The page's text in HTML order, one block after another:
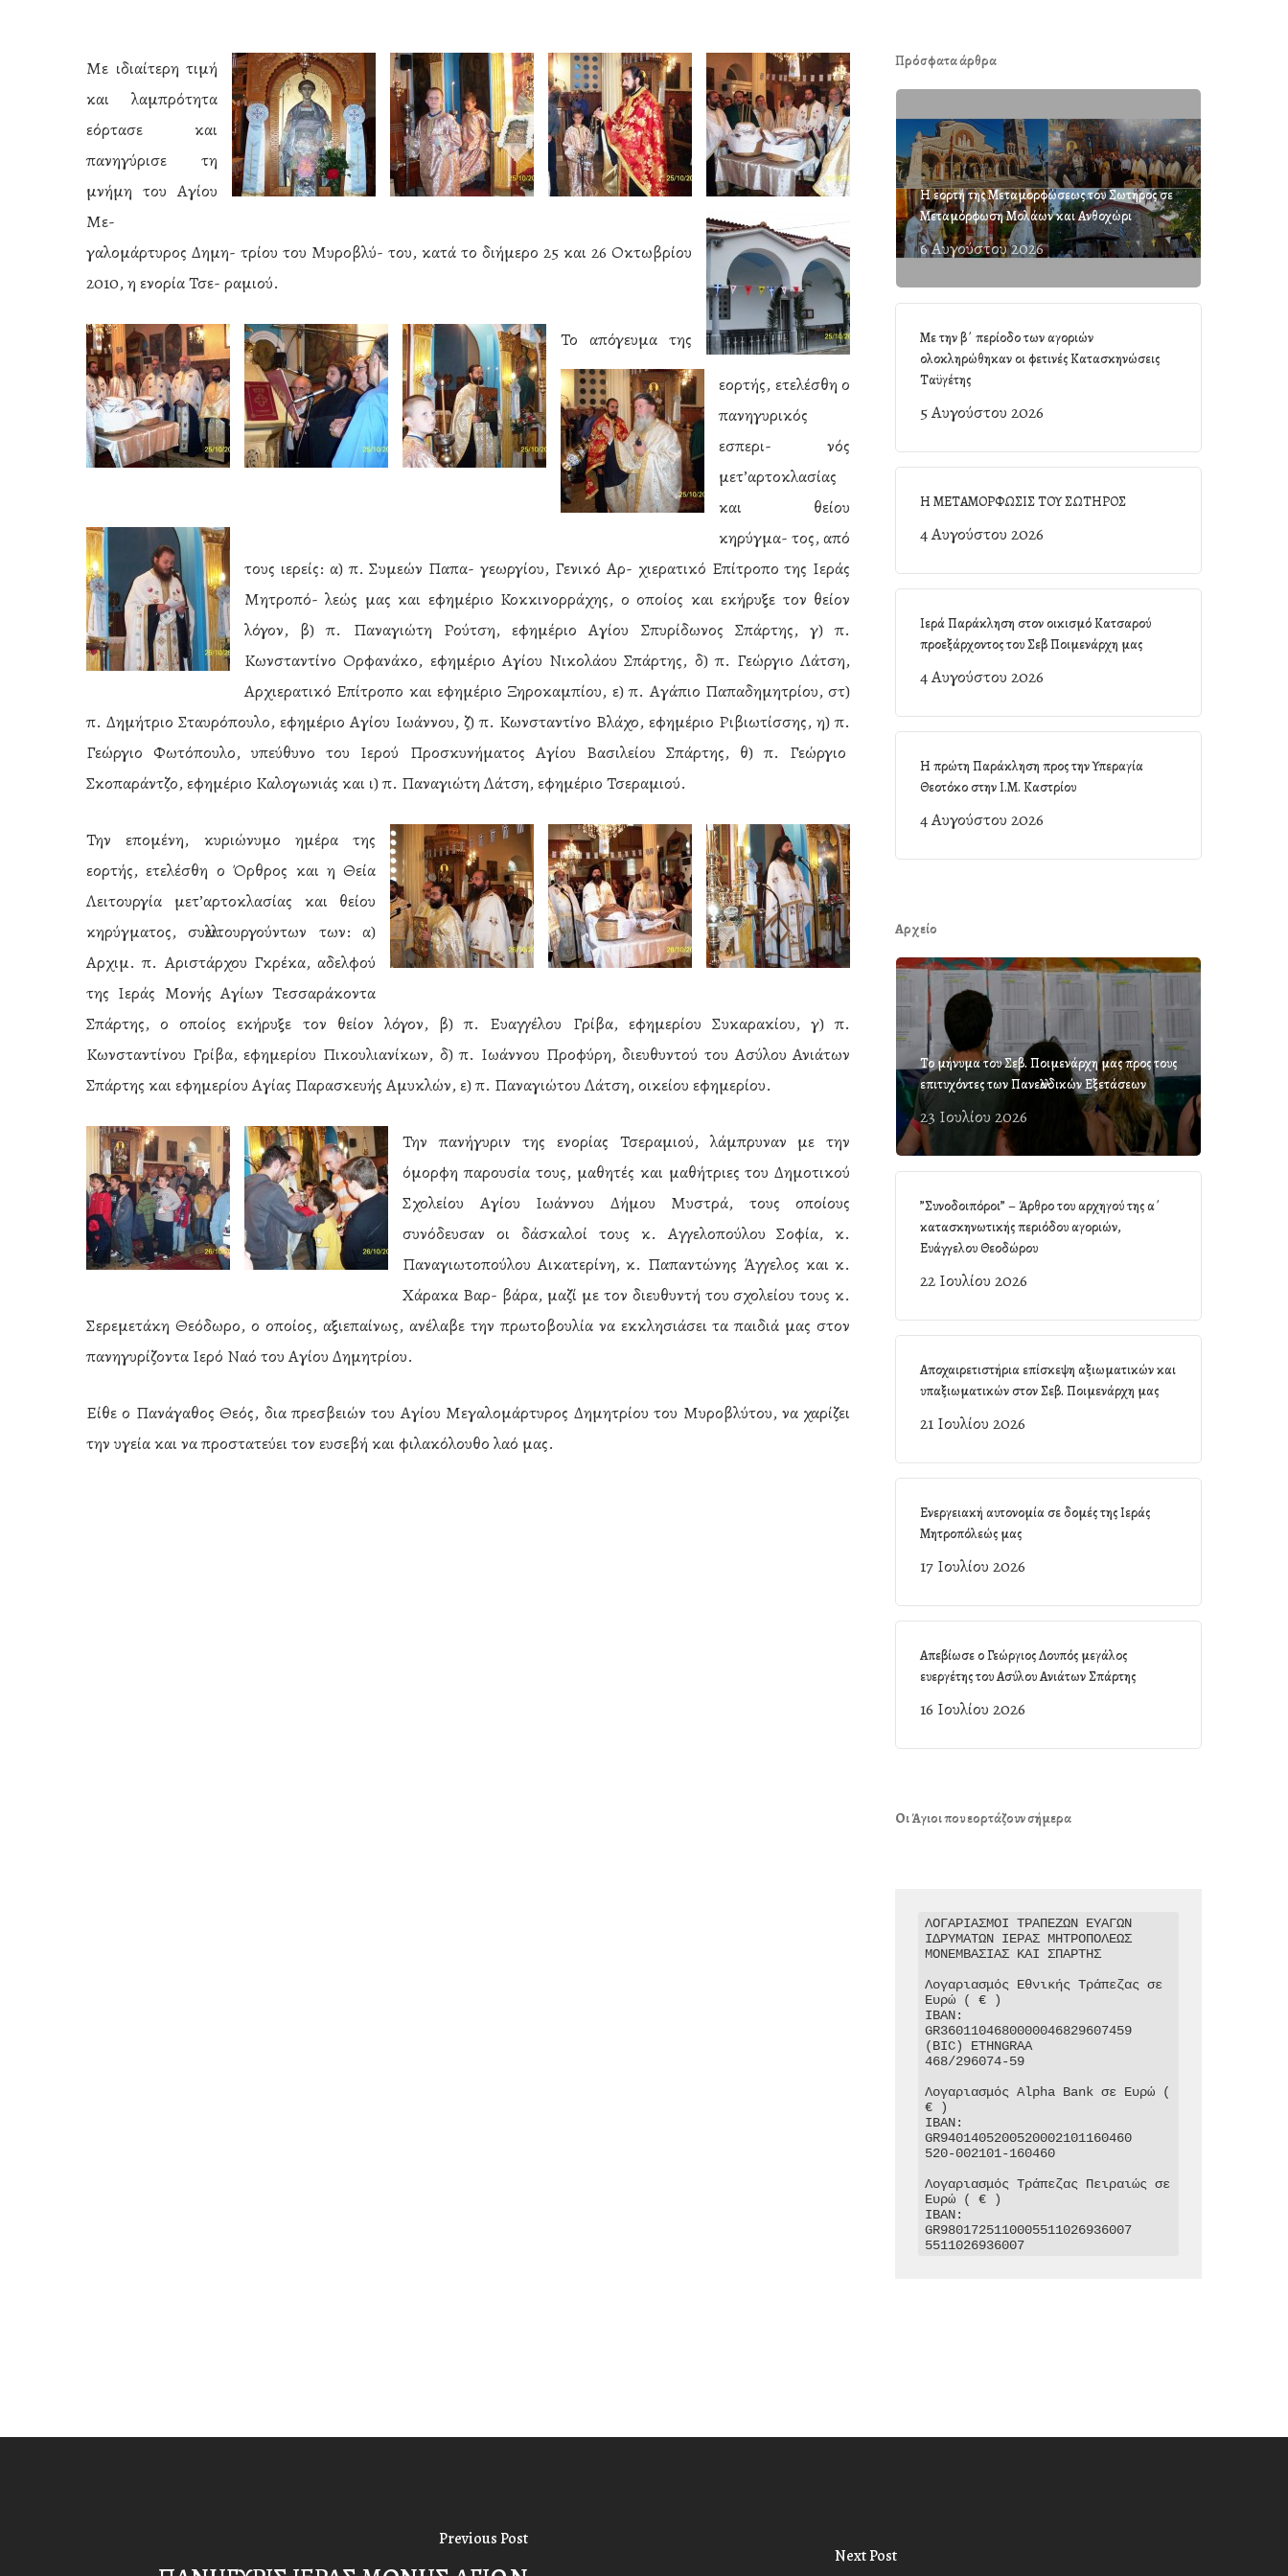
Hit enter to search or ESC to close
Με ιδιαίτερη τιμή
και λαμπρότητα
εόρτασεκαι
πανηγύρισε τη
μνήμη του Αγίου
Με-
γαλομάρτυρος Δημη- τρίου του Μυροβλύ- του, κατά το διήμερο 25 και 26 Οκτωβρίου
2010, η ενορία Τσε- ραμιού.
Το απόγευμα της
εορτής, ετελέσθη ο
πανηγυρικός
εσπερι- νός
μετ’αρτοκλασίας
και θείου
κηρύγμα- τος, από
τους ιερείς: α) π. Συμεών Παπα- γεωργίου, Γενικό Αρ- χιερατικό Επίτροπο της Ιεράς
Μητροπό- λεώς μας και εφημέριο Κοκκινορράχης, ο οποίος και εκήρυξε τον θείον
λόγον, β) π. Παναγιώτη Ρούτση, εφημέριο Αγίου Σπυρίδωνος Σπάρτης, γ) π.
Κωνσταντίνο Ορφανάκο, εφημέριο Αγίου Νικολάου Σπάρτης, δ) π. Γεώργιο Λάτση,
Αρχιερατικό Επίτροπο και εφημέριο Ξηροκαμπίου, ε) π. Αγάπιο Παπαδημητρίου, στ)
π. Δημήτριο Σταυρόπουλο, εφημέριο Αγίου Ιωάννου, ζ) π. Κωνσταντίνο Βλάχο, εφημέριο Ριβιωτίσσης, η) π.
Γεώργιο Φωτόπουλο, υπεύθυνο του Ιερού Προσκυνήματος Αγίου Βασιλείου Σπάρτης, θ) π. Γεώργιο
Σκοπαράντζο, εφημέριο Καλογωνιάς και ι) π. Παναγιώτη Λάτση, εφημέριο Τσεραμιού.
Την επομένη, κυριώνυμο ημέρα της
εορτής, ετελέσθη ο Όρθρος και η Θεία
Λειτουργία μετ’αρτοκλασίας και θείου
κηρύγματος, συλλειτουργούντων των: α)
Αρχιμ. π. Αριστάρχου Γκρέκα, αδελφού
της Ιεράς Μονής Αγίων Τεσσαράκοντα
Σπάρτης, ο οποίος εκήρυξε τον θείον λόγον, β) π. Ευαγγέλου Γρίβα, εφημερίου Συκαρακίου, γ) π.
Κωνσταντίνου Γρίβα, εφημερίου Πικουλιανίκων, δ) π. Ιωάννου Προφύρη, διευθυντού του Ασύλου Ανιάτων
Σπάρτης και εφημερίου Αγίας Παρασκευής Αμυκλών, ε) π. Παναγιώτου Λάτση, οικείου εφημερίου.
Την πανήγυριν της ενορίας Τσεραμιού, λάμπρυναν με την
όμορφη παρουσία τους, μαθητές και μαθήτριες του Δημοτικού
Σχολείου Αγίου Ιωάννου Δήμου Μυστρά, τους οποίους
συνόδευσαν οι δάσκαλοί τους κ. Αγγελοπούλου Σοφία, κ.
Παναγιωτοπούλου Αικατερίνη, κ. Παπαντώνης Άγγελος και κ.
Χάρακα Βαρ- βάρα, μαζί με τον διευθυντή του σχολείου τους κ.
Σερεμετάκη Θεόδωρο, ο οποίος, αξιεπαίνως, ανέλαβε την πρωτοβουλία να εκκλησιάσει τα παιδιά μας στον
πανηγυρίζοντα Ιερό Ναό του Αγίου Δημητρίου.
Είθε ο Πανάγαθος Θεός, δια πρεσβειών του Αγίου Μεγαλομάρτυρος Δημητρίου του Μυροβλύτου, να χαρίζει
την υγεία και να προστατεύει τον ευσεβή και φιλακόλουθο λαό μας.
Πρόσφατα άρθρα
Η εορτή της Μεταμορφώσεως του Σωτήρος σε
Μεταμόρφωση Μολάων και Ανθοχώρι
6 Αυγούστου 2026
Με την β΄ περίοδο των αγοριών
ολοκληρώθηκαν οι φετινές Κατασκηνώσεις
Ταϋγέτης
5 Αυγούστου 2026
Η ΜΕΤΑΜΟΡΦΩΣΙΣ ΤΟΥ ΣΩΤΗΡΟΣ
4 Αυγούστου 2026
Ιερά Παράκληση στον οικισμό Κατσαρού
προεξάρχοντος του Σεβ Ποιμενάρχη μας
4 Αυγούστου 2026
Η πρώτη Παράκληση προς την Υπεραγία
Θεοτόκο στην Ι.Μ. Καστρίου
4 Αυγούστου 2026
Αρχείο
Το μήνυμα του Σεβ. Ποιμενάρχη μας προς τους
επιτυχόντες των Πανελλαδικών Εξετάσεων
23 Ιουλίου 2026
”Συνοδοιπόροι” – Άρθρο του αρχηγού της α΄
κατασκηνωτικής περιόδου αγοριών,
Ευάγγελου Θεοδώρου
22 Ιουλίου 2026
Αποχαιρετιστήρια επίσκεψη αξιωματικών και
υπαξιωματικών στον Σεβ. Ποιμενάρχη μας
21 Ιουλίου 2026
Ενεργειακή αυτονομία σε δομές της Ιεράς
Μητροπόλεώς μας
17 Ιουλίου 2026
Απεβίωσε ο Γεώργιος Λουπός μεγάλος
ευεργέτης του Ασύλου Ανιάτων Σπάρτης
16 Ιουλίου 2026
Οι Άγιοι που εορτάζουν σήμερα
ΛΟΓΑΡΙΑΣΜΟΙ ΤΡΑΠΕΖΩΝ ΕΥΑΓΩΝ
ΙΔΡΥΜΑΤΩΝ ΙΕΡΑΣ ΜΗΤΡΟΠΟΛΕΩΣ
ΜΟΝΕΜΒΑΣΙΑΣ ΚΑΙ ΣΠΑΡΤΗΣ
Λογαριασμός Εθνικής Τράπεζας σε
Ευρώ ( € )
IBAN:
GR3601104680000046829607459
(BIC) ETHNGRAA
468/296074-59
Λογαριασμός Alpha Bank σε Ευρώ (
€ )
IBAN:
GR9401405200520002101160460
520-002101-160460
Λογαριασμός Τράπεζας Πειραιώς σε
Ευρώ ( € )
IBAN:
GR9801725110005511026936007
5511026936007
Previous Post
Next Post